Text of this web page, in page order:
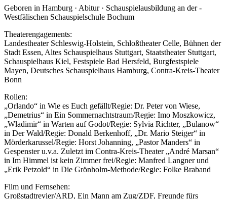
Geboren in Hamburg · Abitur · Schauspielausbildung an der ­
Westfälischen Schauspielschule Bochum
Theaterengagements:
Landestheater Schleswig-Holstein, Schloßtheater Celle, Bühnen der
Stadt Essen, Altes Schauspielhaus Stuttgart, Staatstheater Stuttgart,
Schauspielhaus Kiel, Festspiele Bad Hersfeld, Burgfestspiele
Mayen, Deutsches Schauspielhaus Hamburg, Contra-Kreis-Theater
Bonn
Rollen:
„Orlando“ in Wie es Euch gefällt/Regie: Dr. Peter von Wiese,
„Demetrius“ in Ein Sommernachtstraum/Regie: Imo Moszkowicz,
„Wladimir“ in Warten auf Godot/Regie: Sylvia Richter, „Bulanow“
in Der Wald/Regie: Donald Berkenhoff, „Dr. Mario Steiger“ in
Mörderkarussel/Regie: Horst Johanning, „Pastor Manders“ in
Gespenster u.v.a. Zuletzt im Contra-Kreis-Theater „André Marsan“
in Im Himmel ist kein Zimmer frei/Regie: Manfred Langner und
„Erik Petzold“ in Die Grönholm-Methode/Regie: Folke Braband
Film und Fernsehen:
Großstadtrevier/ARD, Ein Mann am Zug/ZDF, Freunde fürs